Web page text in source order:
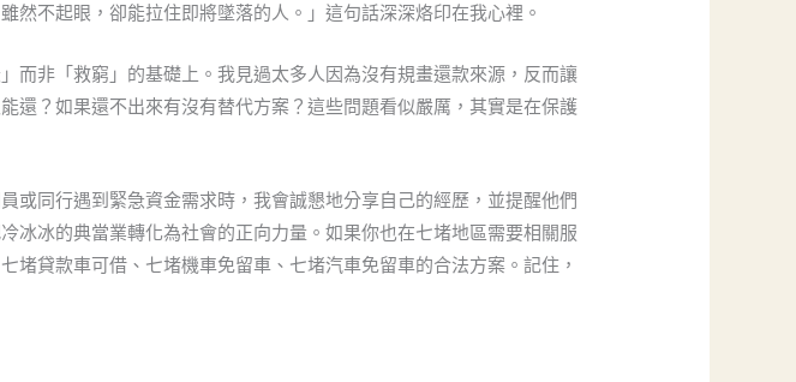
不起眼，卻能拉住即將墜落的人。」這句話深深烙印在我心裡。
而非「救窮」的基礎上。我見過太多人因為沒有規畫還款來源，反而讓
還？如果還不出來有沒有替代方案？這些問題看似嚴厲，其實是在保護
或同行遇到緊急資金需求時，我會誠懇地分享自己的經歷，並提醒他們
冰冰的典當業轉化為社會的正向力量。如果你也在七堵地區需要相關服
堵貸款車可借、七堵機車免留車、七堵汽車免留車的合法方案。記住，